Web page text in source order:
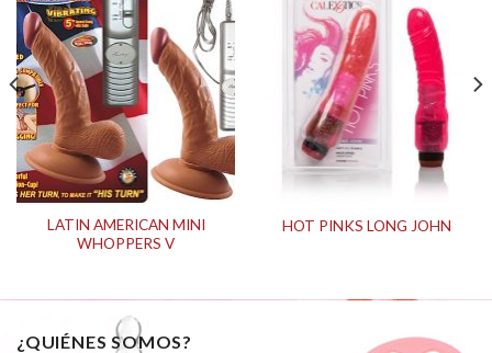
LATIN AMERICAN MINI
WHOPPERS V
HOT PINKS LONG JOHN
¿QUIÉNES SOMOS?